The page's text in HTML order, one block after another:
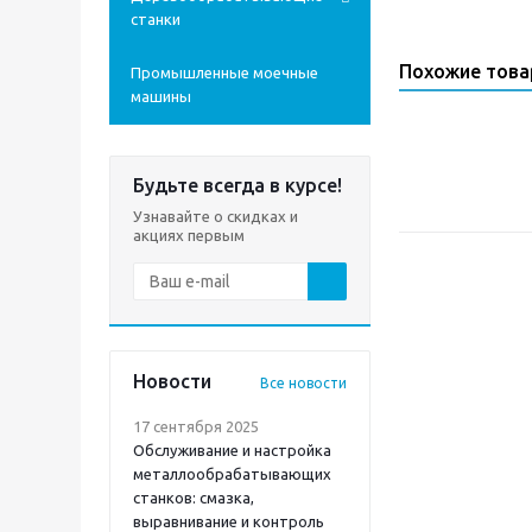
станки
Промышленные моечные
машины
Будьте всегда в курсе!
Узнавайте о скидках и
акциях первым
Новости Все новости
17 сентября 2025
Обслуживание и настройка
металлообрабатывающих
станков: смазка,
выравнивание и контроль
Похожие